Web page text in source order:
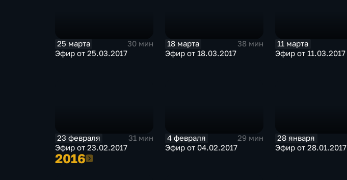
25 марта
30 мин
Эфир от 25.03.2017
18 марта
38 мин
Эфир от 18.03.2017
11 марта
Эфир от 11.03.2017
23 февраля
31 мин
Эфир от 23.02.2017
4 февраля
29 мин
Эфир от 04.02.2017
28 января
Эфир от 28.01.2017
20162016